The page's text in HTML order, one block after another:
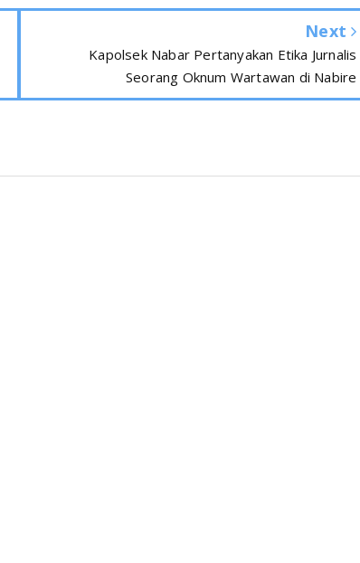
Next
Kapolsek Nabar Pertanyakan Etika Jurnalis
Seorang Oknum Wartawan di Nabire